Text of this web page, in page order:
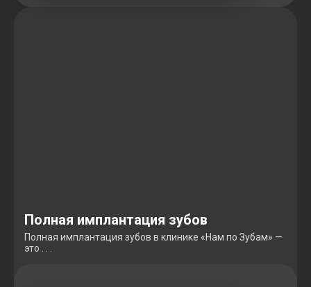
Полная имплантация зубов
Полная имплантация зубов в клинике «Нам по Зубам» —
это . . .